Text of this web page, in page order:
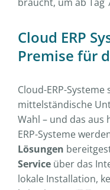
Cloud ERP
Premise für
Cloud-ERP-
mittelständische
Wahl – und das aus
ERP-Systeme
Lösungen
Service über das
lokale Installation,